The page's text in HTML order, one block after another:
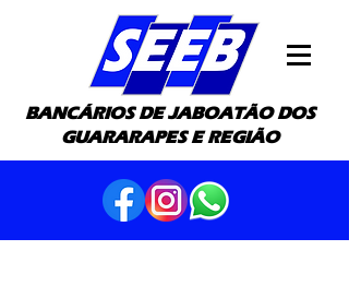
BANCÁRIOS DE JABOATÃO DOS
GUARARAPES E REGIÃO